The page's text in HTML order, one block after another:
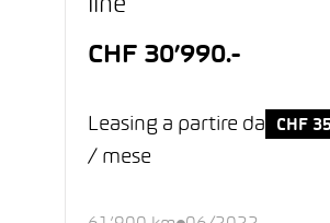
line
CHF 30’990.-
Leasing a partire da CHF
/ mese